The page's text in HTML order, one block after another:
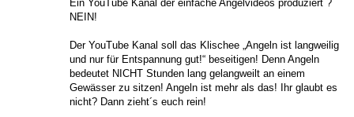
​Ein YouTube Kanal der einfache Angelvideos produziert ?
NEIN!
Der YouTube Kanal soll das Klischee „Angeln ist langweilig
und nur für Entspannung gut!“ beseitigen! Denn Angeln
bedeutet NICHT Stunden lang gelangweilt an einem
Gewässer zu sitzen! Angeln ist mehr als das! Ihr glaubt es
nicht? Dann zieht´s euch rein!